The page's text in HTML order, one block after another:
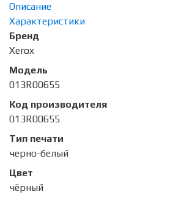
Описание
Характеристики
Бренд
Xerox
Модель
013R00655
Код производителя
013R00655
Тип печати
черно-белый
Цвет
чёрный